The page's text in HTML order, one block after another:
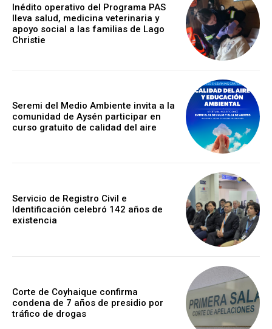
Inédito operativo del Programa PAS
lleva salud, medicina veterinaria y
apoyo social a las familias de Lago
Christie
Seremi del Medio Ambiente invita a la
comunidad de Aysén participar en
curso gratuito de calidad del aire
Servicio de Registro Civil e
Identificación celebró 142 años de
existencia
Corte de Coyhaique confirma
condena de 7 años de presidio por
tráfico de drogas